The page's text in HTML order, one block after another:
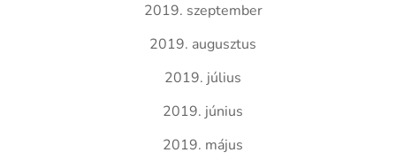
2019. szeptember
2019. augusztus
2019. július
2019. június
2019. május